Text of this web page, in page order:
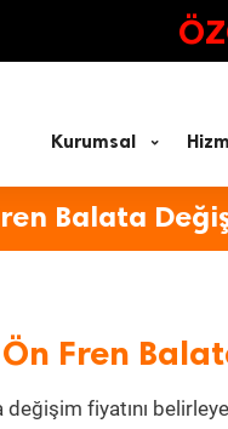
Kurumsal
Balata
Fren
fiyatını